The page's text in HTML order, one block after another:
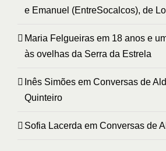
e Emanuel (EntreSocalcos), de
Maria Felgueiras em 18 anos e
às ovelhas da Serra da Estrela
Inês Simões em Conversas de
Quinteiro
Sofia Lacerda em Conversas de